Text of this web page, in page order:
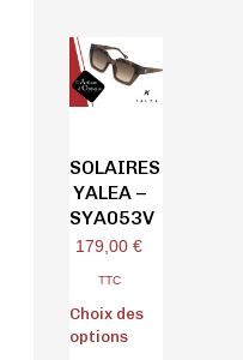
SOLAIRES
YALEA –
SYA053V
179,00 €
TTC
Choix des
options